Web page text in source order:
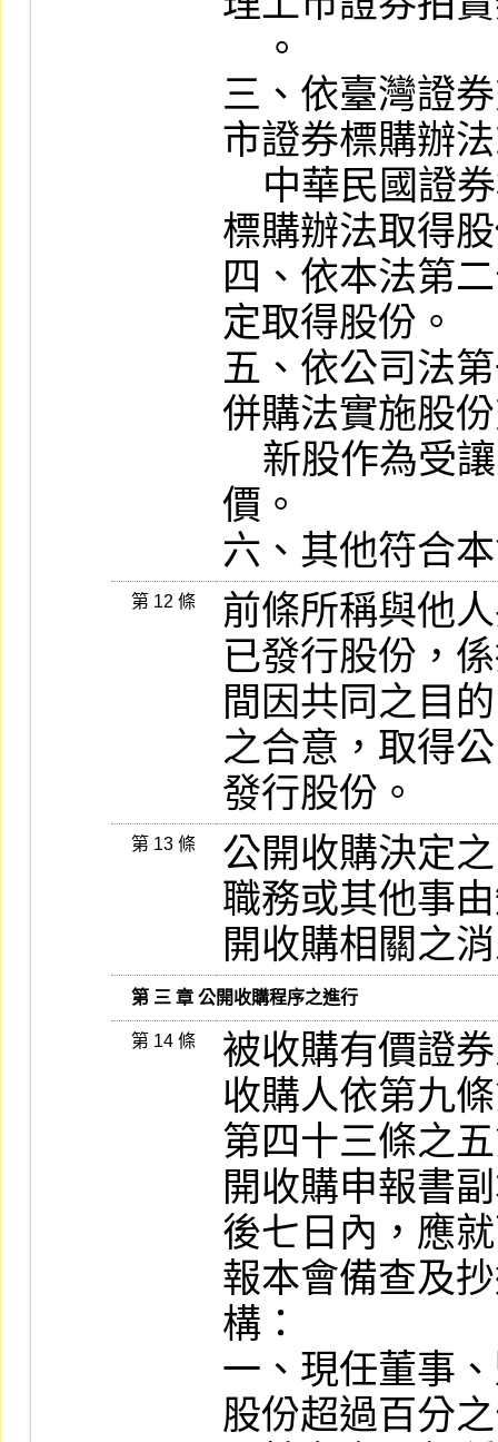
三、依臺灣證
市證券標購辦
標購辦法取得
四、依本法第
定取得股份。
五、依公司法
併購法實施股
價。
六、其他符合
第 12 條
前條所稱與他
已發行股份，
間因共同之目
之合意，取得
發行股份。
第 13 條
公開收購決定
職務或其他事
開收購相關之
   第 三 章 公開收購程序之進行
第 14 條
被收購有價證
收購人依第九
第四十三條之
開收購申報書
後七日內，應
報本會備查及
構：
一、現任董事
股份超過百分